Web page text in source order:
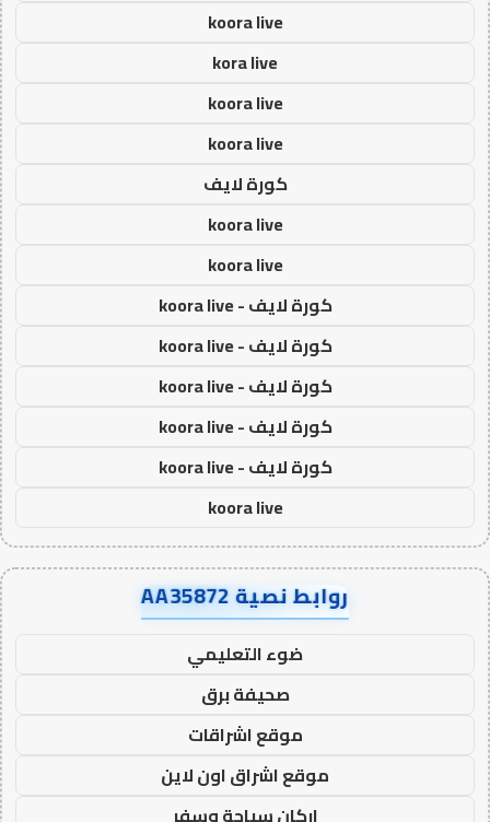
koora live
kora live
koora live
koora live
كورة لايف
koora live
koora live
كورة لايف - koora live
كورة لايف - koora live
كورة لايف - koora live
كورة لايف - koora live
كورة لايف - koora live
koora live
روابط نصية AA35872
ضوء التعليمي
صحيفة برق
موقع اشراقات
موقع اشراق اون لاين
اركان سياحة وسفر